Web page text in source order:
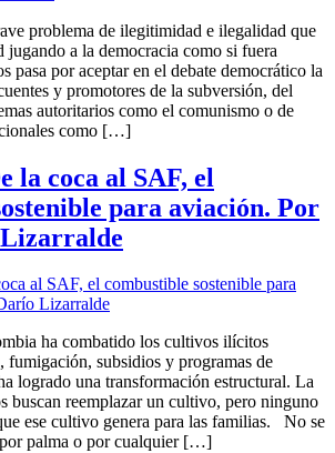
problema de ilegitimidad e ilegalidad que
jugando a la democracia como si fuera
pasa por aceptar en el debate democrático la
y promotores de la subversión, del
autoritarios como el comunismo o de
como […]
la coca al SAF, el
para aviación. Por
ha combatido los cultivos ilícitos
fumigación, subsidios y programas de
logrado una transformación estructural. La
buscan reemplazar un cultivo, pero ninguno
ese cultivo genera para las familias. No se
palma o por cualquier […]